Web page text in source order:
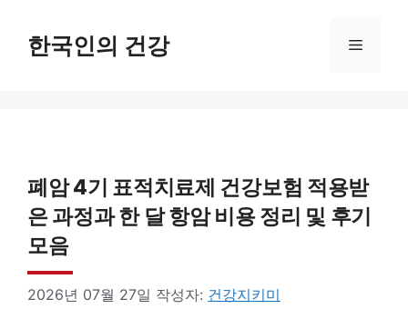
한국인의 건강 메
폐암 4기 표적치료제 건강보험 적용받
은 과정과 한 달 항암 비용 정리 및 후기
모음
2026년 07월 27일 작성자: 건강지키미